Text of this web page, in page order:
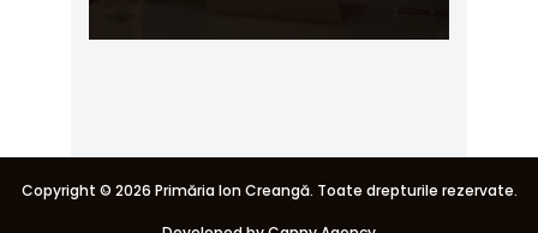
Copyright © 2026 Primăria Ion Creangă. Toate drepturile rezervate.